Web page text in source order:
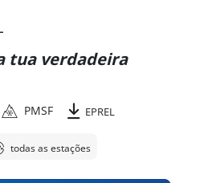
tua verdadeira
PMSF EPREL
todas as estações